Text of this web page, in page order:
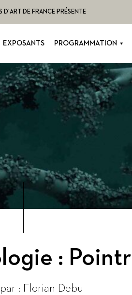
D'ART DE FRANCE PRÉSENTE
EXPOSANTS PROGRAMMATION
:
: Florian Debu